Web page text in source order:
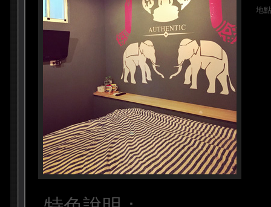
地